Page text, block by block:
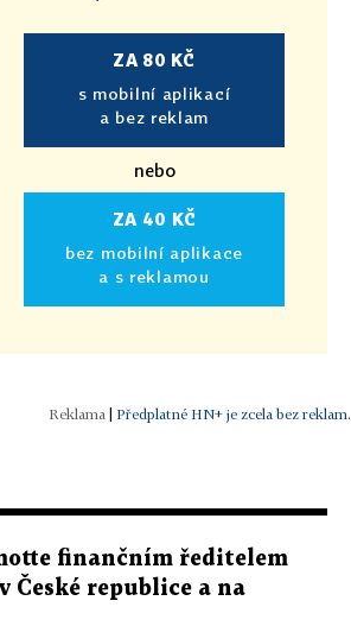
ZA 80 KČ
s mobilní aplikací
a bez reklam
nebo
ZA 40 KČ
bez mobilní aplikace
a s reklamou
| Předplatné HN+ je zcela bez reklam.
finančním ředitelem
České republice a na